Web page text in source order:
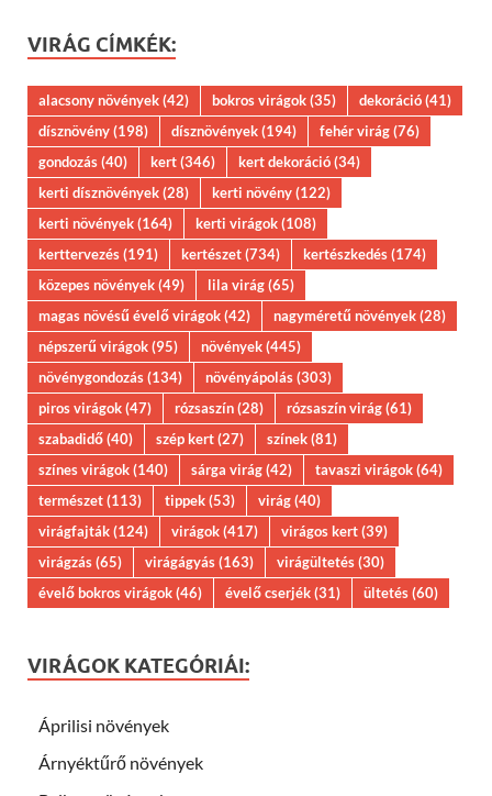
VIRÁG CÍMKÉK:
alacsony növények(42) bokros virágok(35) dekoráció(41)
dísznövény(198) dísznövények(194) fehér virág(76)
gondozás(40) kert(346) kert dekoráció(34)
kerti dísznövények(28) kerti növény(122)
kerti növények(164) kerti virágok(108)
kerttervezés(191) kertészet(734) kertészkedés(174)
közepes növények(49) lila virág(65)
magas növésű évelő virágok(42) nagyméretű növények(28)
népszerű virágok(95) növények(445)
növénygondozás(134) növényápolás(303)
piros virágok(47) rózsaszín(28) rózsaszín virág(61)
szabadidő(40) szép kert(27) színek(81)
színes virágok(140) sárga virág(42) tavaszi virágok(64)
természet(113) tippek(53) virág(40)
virágfajták(124) virágok(417) virágos kert(39)
virágzás(65) virágágyás(163) virágültetés(30)
évelő bokros virágok(46) évelő cserjék(31) ültetés(60)
VIRÁGOK KATEGÓRIÁI:
Áprilisi növények
Árnyéktűrő növények